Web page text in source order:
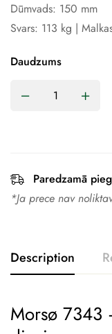
Dūmvads: 150 mm
Svars: 113 kg |
Daudzums
Paredzamā
*Ja prece nav
Description
Morsø 7343